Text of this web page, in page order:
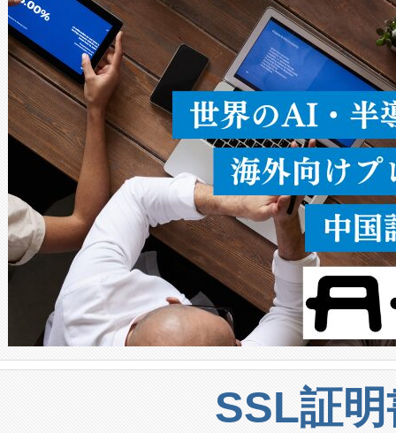
ることなく、単一のデバイス
うにします。遠距離まで届く
密度なスキャ […]
SSL証